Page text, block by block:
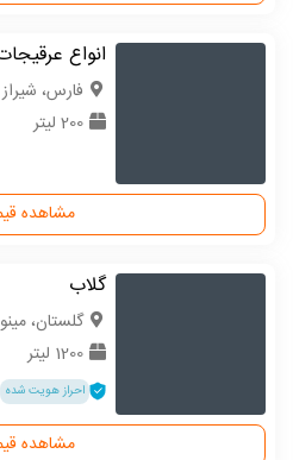
انواع
فارس، شیراز
200 لیتر
مشاهده
گلاب
گلستان،
1200 لیتر
احراز هویت شده
مشاهده